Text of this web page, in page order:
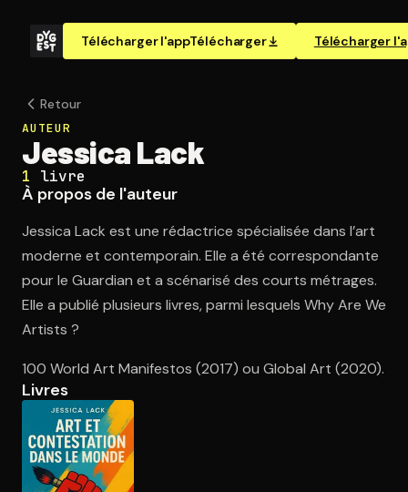
Télécharger l'appTélécharger Télécharger
Ouvre l'app Appareil photo, pointe sur le code. C'est gratuit à
Retour
AUTEUR
Jessica Lack
1 livre
À propos de l'auteur
Jessica Lack est une rédactrice spécialisée dans l’art
moderne et contemporain. Elle a été correspondante
pour le Guardian et a scénarisé des courts métrages.
Elle a publié plusieurs livres, parmi lesquels Why Are We
Artists ?
100 World Art Manifestos (2017) ou Global Art (2020).
Livres